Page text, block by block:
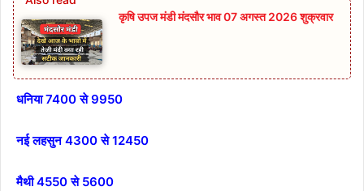
कृषि उपज मंडी मंदसौर भाव 07 अगस्त 2026 शुक्रवार
धनिया 7400 से 9950
नई लहसुन 4300 से 12450
मैथी 4550 से 5600